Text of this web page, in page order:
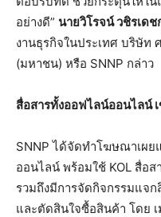
อย่างดี” นายวิโรจน์ วชิรเดช
งานธุรกิจในประเทศ บริษัท
(มหาชน) หรือ SNNP กล่าว
สื่อสารทั้งออฟไลน์ออนไลน์
SNNP ได้จัดทำโฆษณาเผ
ออนไลน์ พร้อมใช้ KOL สื่อ
รวมถึงมีการจัดกิจกรรมแจ
และตัดสินใจซื้อสินค้า โดย